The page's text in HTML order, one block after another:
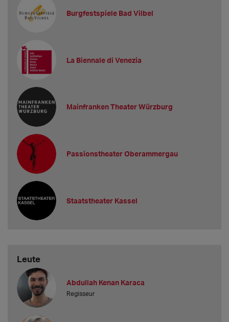
Burgfestspiele Bad Vilbel
La Biennale di Venezia
Mainfranken Theater Würzburg
Passionstheater Oberammergau
Staatstheater Kassel
Leute
Abdullah Kenan Karaca
Regisseur